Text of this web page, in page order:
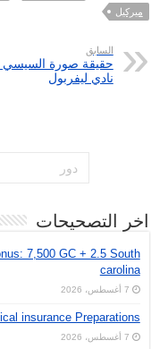
ميركيل
السابق
حقيقة صورة
نادي ليفربول
اخر التصحيحات
7,500 GC + 2.5 South
carolina
7 أغسطس، 2026
insurance Preparations
7 أغسطس، 2026